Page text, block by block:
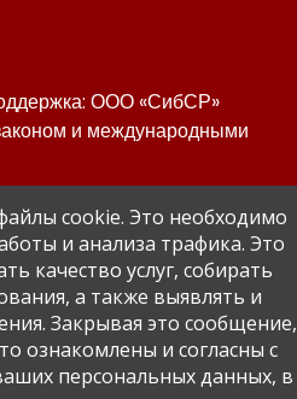
ООО «СибСР»
и международными
Краснодарского
cookie. Это необходимо
и анализа трафика. Это
качество услуг, собирать
а также выявлять и
Закрывая это сообщение,
ознакомлены и согласны с
персональных данных, в